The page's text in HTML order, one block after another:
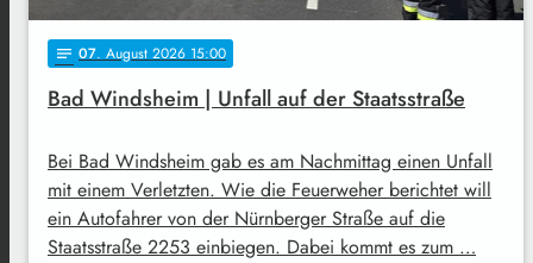
notes 07. August 2026 15:00
Bad Windsheim | Unfall auf der Staatsstraße
Bei Bad Windsheim gab es am Nachmittag einen Unfall
mit einem Verletzten. Wie die Feuerweher berichtet will
ein Autofahrer von der Nürnberger Straße auf die
Staatsstraße 2253 einbiegen. Dabei kommt es zum …